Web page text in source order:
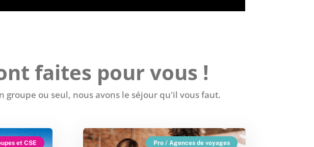
faites pour vous !
ou seul, nous avons le séjour qu'il vous faut.
et CSE Pro / Agences de voyages